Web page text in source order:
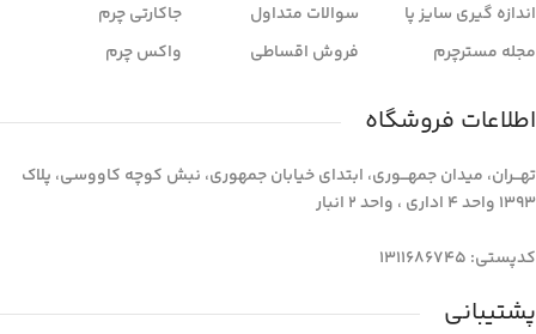
اندازه گیری سایز پا
مجله مسترچرم
سوالات متداول
فروش اقساطی
جاکارتی چرم
واکس چرم
اطلاعات فروشگاه
تهـــران، میدان جمهـــوری، ابتدای خیابان جمهوری، نبش کوچه کاووسی، پلاک
1393 واحد 4 اداری ، واحد 2 انبار
کدپستی: 1311686745
پشتیبانی